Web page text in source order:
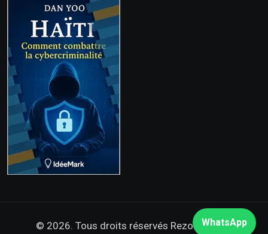
WhatsApp
© 2026. Tous droits réservés Rezo Nòdwès